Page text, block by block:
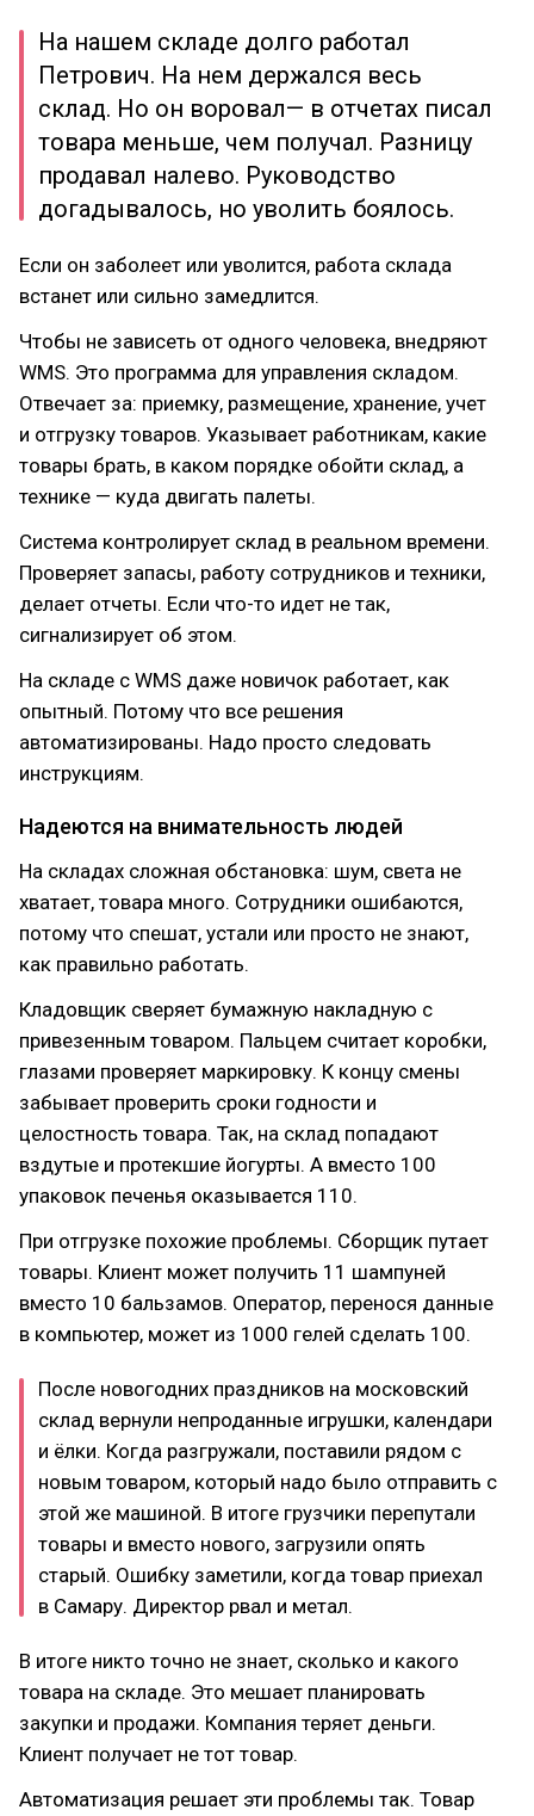
На нашем складе долго работал
Петрович. На нем держался весь
склад. Но он воровал— в отчетах писал
товара меньше, чем получал. Разницу
продавал налево. Руководство
догадывалось, но уволить боялось.
Если он заболеет или уволится, работа склада
встанет или сильно замедлится.
Чтобы не зависеть от одного человека, внедряют
WMS. Это программа для управления складом.
Отвечает за: приемку, размещение, хранение, учет
и отгрузку товаров. Указывает работникам, какие
товары брать, в каком порядке обойти склад, а
технике — куда двигать палеты.
Система контролирует склад в реальном времени.
Проверяет запасы, работу сотрудников и техники,
делает отчеты. Если что-то идет не так,
сигнализирует об этом.
На складе с WMS даже новичок работает, как
опытный. Потому что все решения
автоматизированы. Надо просто следовать
инструкциям.
Надеются на внимательность людей
На складах сложная обстановка: шум, света не
хватает, товара много. Сотрудники ошибаются,
потому что спешат, устали или просто не знают,
как правильно работать.
Кладовщик сверяет бумажную накладную с
привезенным товаром. Пальцем считает коробки,
глазами проверяет маркировку. К концу смены
забывает проверить сроки годности и
целостность товара. Так, на склад попадают
вздутые и протекшие йогурты. А вместо 100
упаковок печенья оказывается 110.
При отгрузке похожие проблемы. Сборщик путает
товары. Клиент может получить 11 шампуней
вместо 10 бальзамов. Оператор, перенося данные
в компьютер, может из 1000 гелей сделать 100.
После новогодних праздников на московский
склад вернули непроданные игрушки, календари
и ёлки. Когда разгружали, поставили рядом с
новым товаром, который надо было отправить с
этой же машиной. В итоге грузчики перепутали
товары и вместо нового, загрузили опять
старый. Ошибку заметили, когда товар приехал
в Самару. Директор рвал и метал.
В итоге никто точно не знает, сколько и какого
товара на складе. Это мешает планировать
закупки и продажи. Компания теряет деньги.
Клиент получает не тот товар.
Автоматизация решает эти проблемы так. Товар